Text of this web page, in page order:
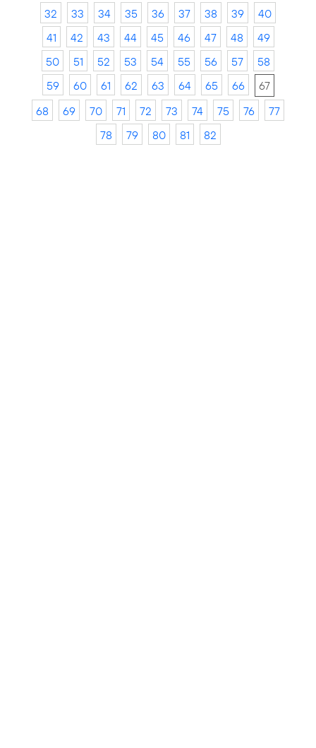
32
33 34 35 36 37 38 39
40
41
42 43 44 45 46 47 48
49
50
51 52 53 54 55 56 57
58
59
60 61 62 63 64 65 66
67
68
69 70 71 72 73 74 75 76
77
78
79 80 81 82